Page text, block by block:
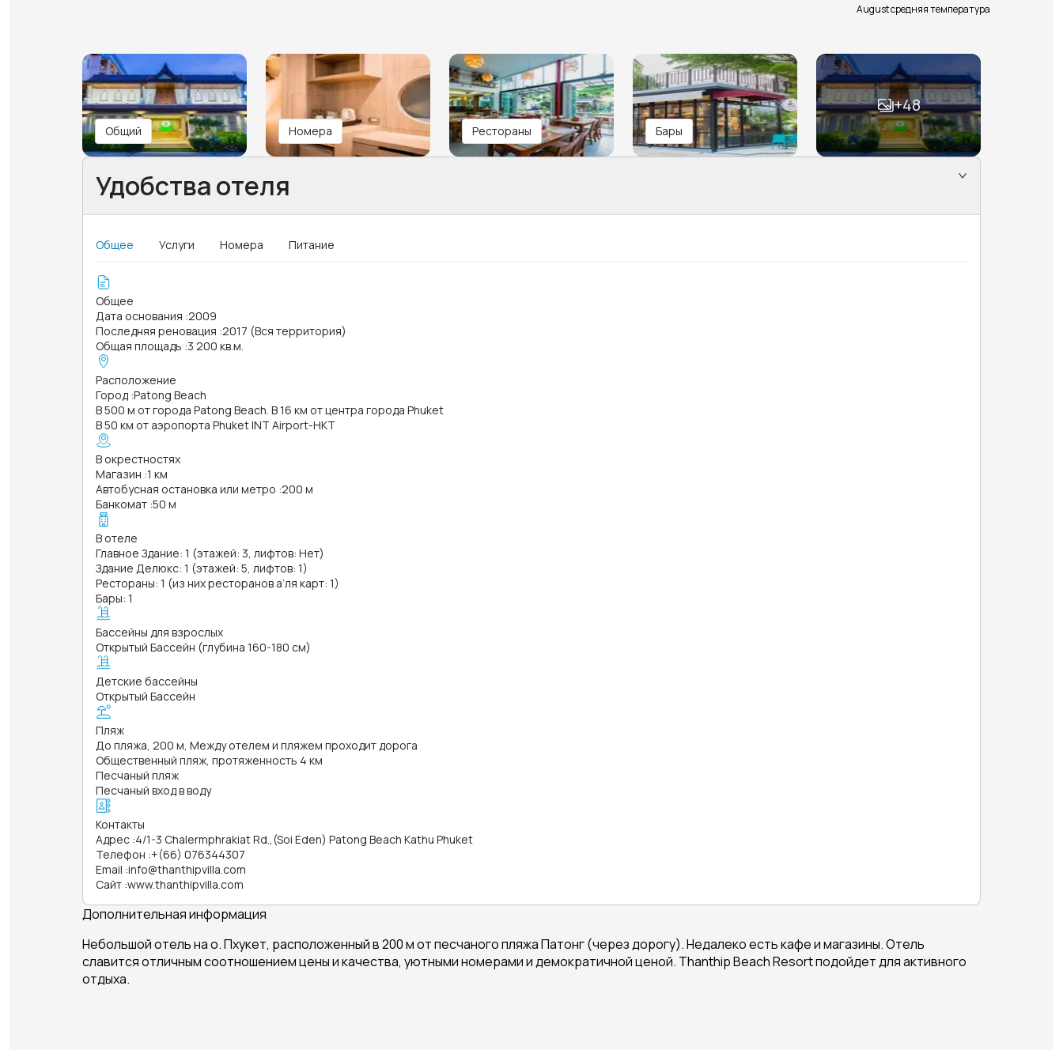
August средняя температура
Общий Номера Рестораны Бары
+48
Удобства отеля
Общее Услуги Номера Питание
Общее
Дата основания :2009
Последняя реновация :2017 (Вся территория)
Общая площадь :3 200 кв.м.
Расположение
Город :Patong Beach
В 500 м от города Patong Beach. В 16 км от центра города Phuket
В 50 км от аэропорта Phuket INT Airport-HKT
В окрестностях
Магазин :1 км
Автобусная остановка или метро :200 м
Банкомат :50 м
В отеле
Главное Здание: 1 (этажей: 3, лифтов: Нет)
Здание Делюкс: 1 (этажей: 5, лифтов: 1)
Рестораны: 1 (из них ресторанов а’ля карт: 1)
Бары: 1
Бассейны для взрослых
Открытый Бассейн (глубина 160-180 см)
Детские бассейны
Открытый Бассейн
Пляж
До пляжа, 200 м, Между отелем и пляжем проходит дорога
Общественный пляж, протяженность 4 км
Песчаный пляж
Песчаный вход в воду
Контакты
Адрес :4/1-3 Chalermphrakiat Rd.,(Soi Eden) Patong Beach Kathu Phuket
Телефон :+(66) 076344307
Email :info@thanthipvilla.com
Сайт :www.thanthipvilla.com
Дополнительная информация
Небольшой отель на о. Пхукет, расположенный в 200 м от песчаного пляжа Патонг (через дорогу). Недалеко есть кафе и магазины. Отель
славится отличным соотношением цены и качества, уютными номерами и демократичной ценой. Thanthip Beach Resort подойдет для активного
отдыха.